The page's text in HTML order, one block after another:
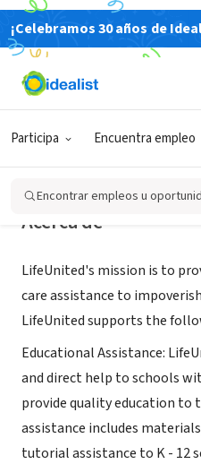
¡Celebramos 30 años de
Participa Encuentra empleo
Encontrar empleos u
ORGANIZACIÓN SIN FIN DE
LifeUnited Charity
Acerca de
LifeUnited's mission is to
care assistance to
LifeUnited supports the
Educational Assistance:
and direct help to schools
provide quality education to
assistance includes
tutorial assistance to K - 12